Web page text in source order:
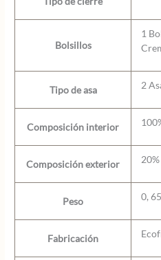
Bolsillos
1
Tipo de asa 2
Composición interior
Composición exterior
Peso 0,
Fabricación